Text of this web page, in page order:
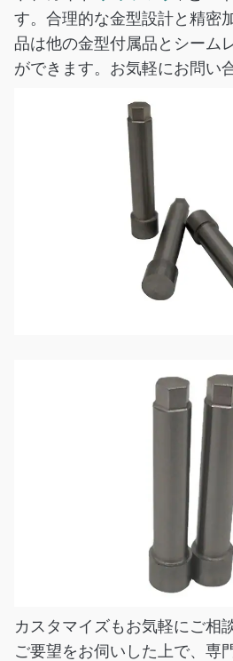
す。合理的な金型設計と精密
品は他の金型付属品とシーム
ができます。お気軽にお問い
カスタマイズもお気軽にご相
ご要望をお伺いした上で、専